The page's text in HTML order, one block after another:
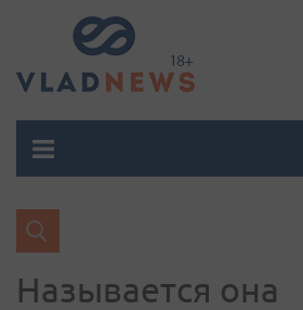
Называется она